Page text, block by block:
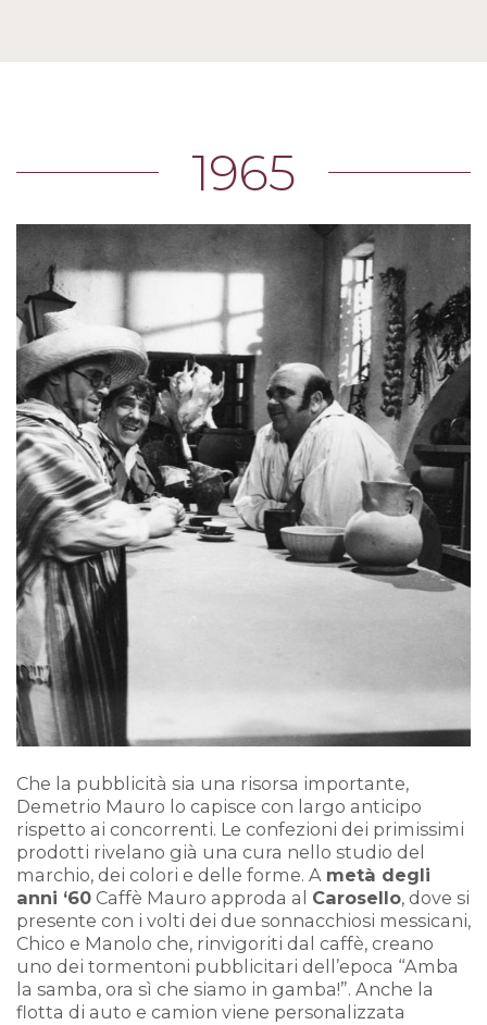
1965
Che la pubblicità sia una risorsa importante,
Demetrio Mauro lo capisce con largo anticipo
rispetto ai concorrenti. Le confezioni dei primissimi
prodotti rivelano già una cura nello studio del
marchio, dei colori e delle forme. A metà degli
anni ‘60 Caffè Mauro approda al Carosello, dove si
presente con i volti dei due sonnacchiosi messicani,
Chico e Manolo che, rinvigoriti dal caffè, creano
uno dei tormentoni pubblicitari dell’epoca “Amba
la samba, ora sì che siamo in gamba!”. Anche la
flotta di auto e camion viene personalizzata